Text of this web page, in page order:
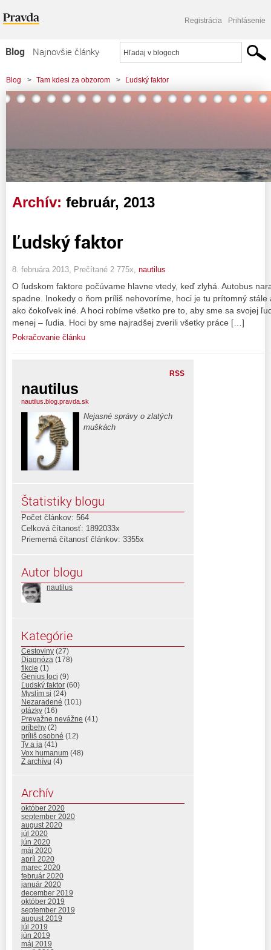
Registrácia Prihlásenie
Blog
Najnovšie články
Najčítanejšie články
Najkomentovanejšie články
Komerčné blogy
Blog > Tam kdesi za obzorom > Ľudský faktor
Archív: február, 2013
Ľudský faktor
8. februára 2013, Prečítané 2 775x, nautilus
O ľudskom faktore počúvame hlavne vtedy, keď zlyhá. Autobus
spadne. Inokedy o ňom príliš nehovoríme, hoci je tu prítomný
ako čokoľvek iné. A hoci robíme všetko pre to, aby sme sa svojej
menej – ľudia. Hoci by sme najradšej zverili všetky práce […]
Pokračovanie článku
RSS
nautilus
nautilus.blog.pravda.sk
Nejasné správy o zlatých
muškách
Štatistiky blogu
Počet článkov: 564
Celková čítanosť: 1892033x
Priemerná čítanosť článkov: 3355x
Autor blogu
nautilus
Kategórie
Cestoviny (27)
Diagnóza (178)
fikcie (1)
Genius loci (9)
Ľudský faktor (60)
Myslím si (24)
Nezaradené (101)
otázky (16)
Prevažne nevážne (41)
príbehy (2)
príliš osobné (12)
Ty a ja (41)
Vox humanum (48)
Z archívu (4)
Archív
október 2020
september 2020
august 2020
júl 2020
jún 2020
máj 2020
apríl 2020
marec 2020
február 2020
január 2020
december 2019
október 2019
september 2019
august 2019
júl 2019
jún 2019
máj 2019